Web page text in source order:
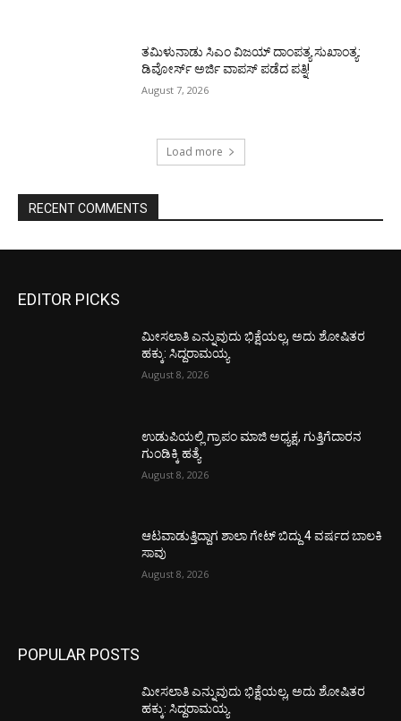
ತಮಿಳುನಾಡು ಸಿಎಂ ವಿಜಯ್‌ ದಾಂಪತ್ಯ ಸುಖಾಂತ್ಯ:
ಡಿವೋರ್ಸ್‌ ಅರ್ಜಿ ವಾಪಸ್‌ ಪಡೆದ ಪತ್ನಿ!
August 7, 2026
Load more
RECENT COMMENTS
EDITOR PICKS
ಮೀಸಲಾತಿ ಎನ್ನುವುದು ಭಿಕ್ಷೆಯಲ್ಲ, ಅದು ಶೋಷಿತರ
ಹಕ್ಕು: ಸಿದ್ದರಾಮಯ್ಯ
August 8, 2026
ಉಡುಪಿಯಲ್ಲಿ ಗ್ರಾಪಂ ಮಾಜಿ ಅಧ್ಯಕ್ಷ, ಗುತ್ತಿಗೆದಾರನ
ಗುಂಡಿಕ್ಕಿ ಹತ್ಯೆ
August 8, 2026
ಆಟವಾಡುತ್ತಿದ್ದಾಗ ಶಾಲಾ ಗೇಟ್‌ ಬಿದ್ದು 4 ವರ್ಷದ ಬಾಲಕಿ
ಸಾವು
August 8, 2026
POPULAR POSTS
ಮೀಸಲಾತಿ ಎನ್ನುವುದು ಭಿಕ್ಷೆಯಲ್ಲ, ಅದು ಶೋಷಿತರ
ಹಕ್ಕು: ಸಿದ್ದರಾಮಯ್ಯ